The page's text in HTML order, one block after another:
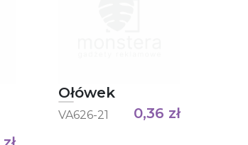
Ołówek
VA626-21 0,36 zł